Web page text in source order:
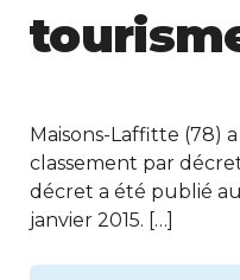
Maisons-Laffitte (78)
classement par
décret a été publié
janvier 2015. […]